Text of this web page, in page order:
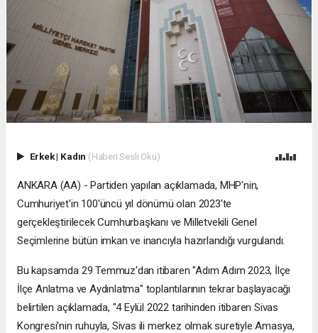
Erkek| Kadın (Haberi Sesli Oku)
ANKARA (AA) - Partiden yapılan açıklamada, MHP'nin,
Cumhuriyet'in 100'üncü yıl dönümü olan 2023'te
gerçekleştirilecek Cumhurbaşkanı ve Milletvekili Genel
Seçimlerine bütün imkan ve inancıyla hazırlandığı vurgulandı.
Bu kapsamda 29 Temmuz'dan itibaren "Adım Adım 2023, İlçe
İlçe Anlatma ve Aydınlatma" toplantılarının tekrar başlayacağı
belirtilen açıklamada, "4 Eylül 2022 tarihinden itibaren Sivas
Kongresi'nin ruhuyla, Sivas ili merkez olmak suretiyle Amasya,